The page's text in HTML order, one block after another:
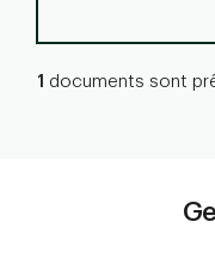
1 documents sont